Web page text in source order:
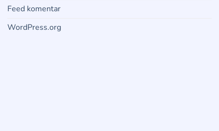
Feed komentar
WordPress.org